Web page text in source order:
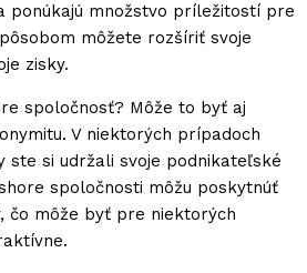
ponúkajú množstvo príležitostí pre
môžete rozšíriť svoje
zisky.
spoločnosť? Môže to byť aj
V niektorých prípadoch
ste si udržali svoje podnikateľské
spoločnosti môžu poskytnúť
čo môže byť pre niektorých